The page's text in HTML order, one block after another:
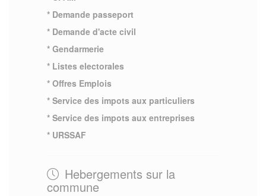
* Demande passeport
* Demande d'acte civil
* Gendarmerie
* Listes electorales
* Offres Emplois
* Service des impots aux particuliers
* Service des impots aux entreprises
* URSSAF
Hebergements sur la
commune